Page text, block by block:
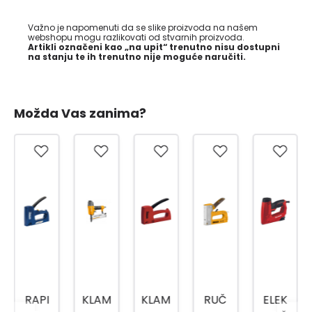
Važno je napomenuti da se slike proizvoda na našem
webshopu mogu razlikovati od stvarnih proizvoda.
Artikli označeni kao „na upit“ trenutno nisu dostupni
na stanju te ih trenutno nije moguće naručiti.
Možda Vas zanima?
RAPI
KLAM
KLAM
RUČ
ELEK